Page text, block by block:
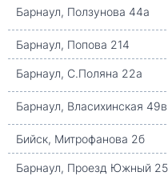
Барнаул, Ползунова 44а
Барнаул, Попова 214
Барнаул, С.Поляна 22а
Барнаул, Власихинская 49в
Бийск, Митрофанова 2б
Барнаул, Проезд Южный 25